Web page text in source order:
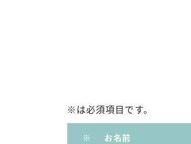
※は必須項目です。
※ お名前